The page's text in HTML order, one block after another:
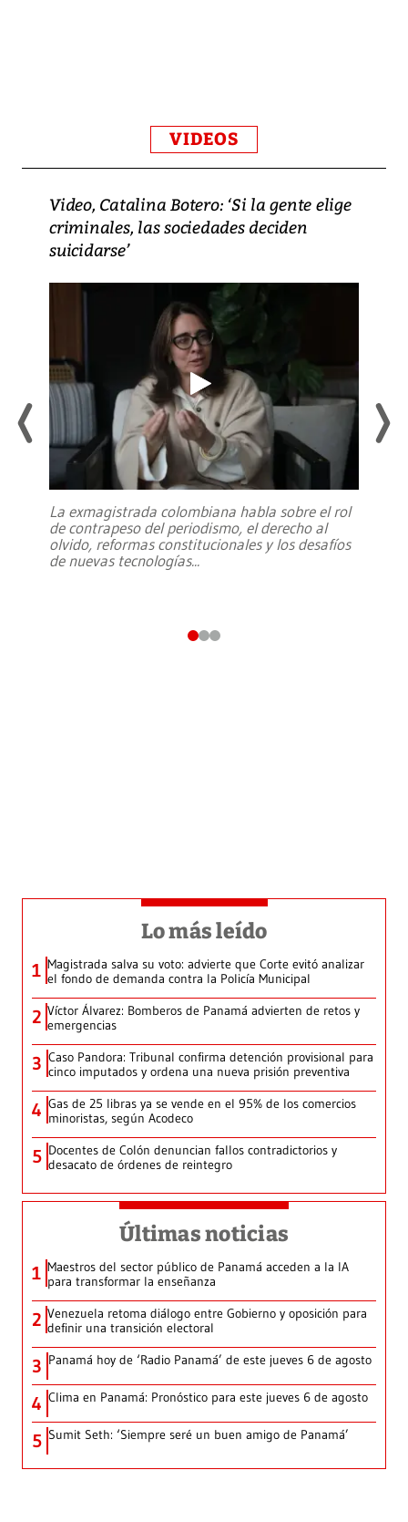
VIDEOS
Video, Catalina Botero: ‘Si la gente elige
criminales, las sociedades deciden
suicidarse’
La exmagistrada colombiana habla sobre el rol
de contrapeso del periodismo, el derecho al
olvido, reformas constitucionales y los desafíos
de nuevas tecnologías...
Lo más leído
1 Magistrada salva su voto: advierte que Corte evitó analizar
el fondo de demanda contra la Policía Municipal
2 Víctor Álvarez: Bomberos de Panamá advierten de retos y
emergencias
3 Caso Pandora: Tribunal confirma detención provisional para
cinco imputados y ordena una nueva prisión preventiva
4 Gas de 25 libras ya se vende en el 95% de los comercios
minoristas, según Acodeco
5 Docentes de Colón denuncian fallos contradictorios y
desacato de órdenes de reintegro
Últimas noticias
1 Maestros del sector público de Panamá acceden a la IA
para transformar la enseñanza
2 Venezuela retoma diálogo entre Gobierno y oposición para
definir una transición electoral
3 Panamá hoy de ‘Radio Panamá’ de este jueves 6 de agosto
4 Clima en Panamá: Pronóstico para este jueves 6 de agosto
5 Sumit Seth: ‘Siempre seré un buen amigo de Panamá’